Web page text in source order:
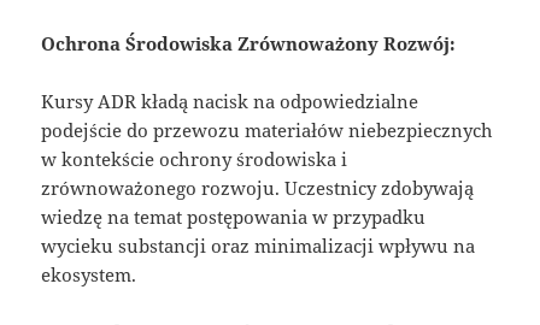
Ochrona Środowiska Zrównoważony Rozwój:
Kursy ADR kładą nacisk na odpowiedzialne
podejście do przewozu materiałów niebezpiecznych
w kontekście ochrony środowiska i
zrównoważonego rozwoju. Uczestnicy zdobywają
wiedzę na temat postępowania w przypadku
wycieku substancji oraz minimalizacji wpływu na
ekosystem.